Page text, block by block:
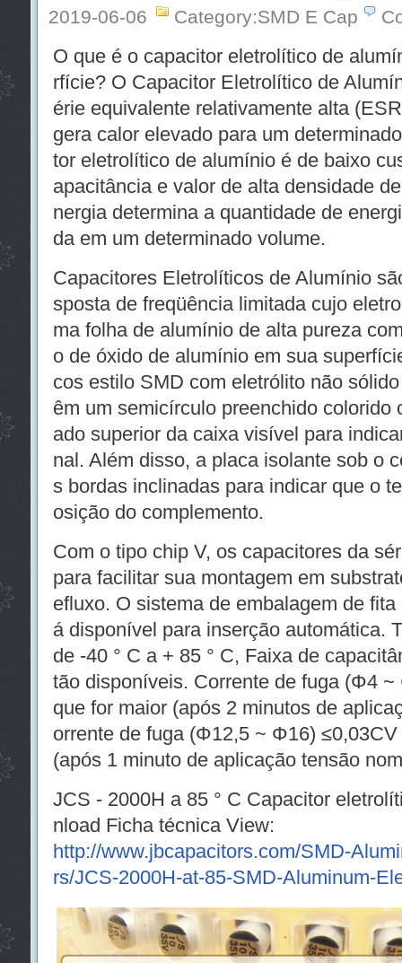
2019-06-06 Category:SMD E Cap
O que é o capacitor eletrolítico de
rfície? O Capacitor Eletrolítico de
érie equivalente relativamente alta
gera calor elevado para um
tor eletrolítico de alumínio é de baixo
apacitância e valor de alta densidade
nergia determina a quantidade de
da em um determinado volume.
Capacitores Eletrolíticos de Alumínio
sposta de freqüência limitada cujo
ma folha de alumínio de alta pureza
o de óxido de alumínio em sua
cos estilo SMD com eletrólito não
êm um semicírculo preenchido colorido
ado superior da caixa visível para
nal. Além disso, a placa isolante sob o
s bordas inclinadas para indicar que o
osição do complemento.
Com o tipo chip V, os capacitores da
para facilitar sua montagem em
efluxo. O sistema de embalagem de
á disponível para inserção automática.
de -40 ° C a + 85 ° C, Faixa de
tão disponíveis. Corrente de fuga (Φ4
que for maior (após 2 minutos de
orrente de fuga (Φ12,5 ~ Φ16)
(após 1 minuto de aplicação tensão
JCS - 2000H a 85 ° C Capacitor
nload Ficha técnica View:
http://www.jbcapacitors.com/SMD-
rs/JCS-2000H-at-85-SMD-Aluminum-